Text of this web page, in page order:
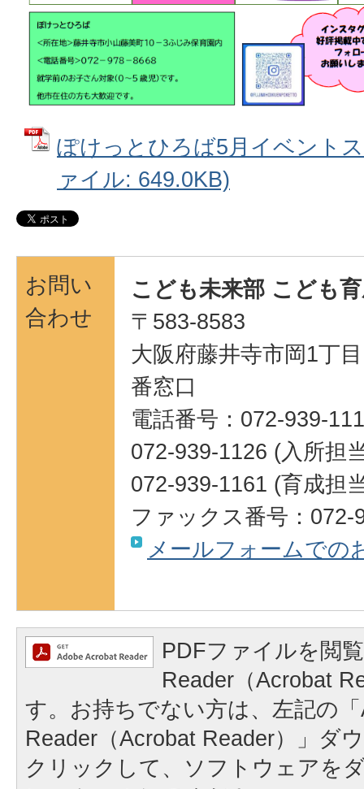
ぽけっとひろば5月イベント
ァイル: 649.0KB)
お問い
合わせ
こども未来部 こども
〒583-8583
大阪府藤井寺市岡1丁
番窓口
電話番号：072-939-
072-939-1126 (入所担
072-939-1161 (育成担
ファックス番号：072-
メールフォームでの
PDFファイルを閲
Reader（Acrobat
す。お持ちでない方は、左記の
Reader（Acrobat Reader）」ダ
クリックして、ソフトウェアを